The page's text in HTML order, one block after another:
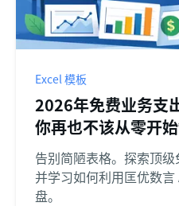
Excel 模板
2026年免费业务支
你再也不该从零开
告别简陋表格。探索顶级
并学习如何利用匡优数
盘。